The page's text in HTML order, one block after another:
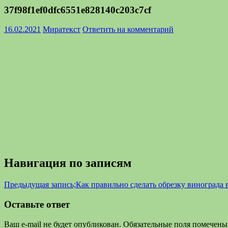
37f98f1ef0dfc6551e828140c203c7cf
16.02.2021 Миратекст Ответить на комментарий
Навигация по записям
Предыдущая запись;Как правильно сделать обрезку винограда
Оставьте ответ
Ваш e-mail не будет опубликован. Обязательные поля помечены